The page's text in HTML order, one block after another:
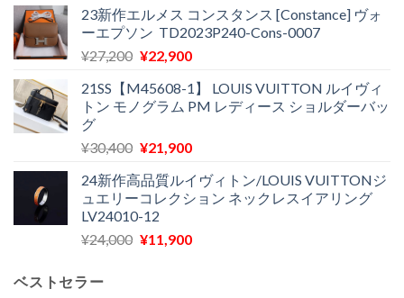
価
格
は
で
し
の
価
格
¥18,300
で
23新作エルメス コンスタンス [Constance] ヴォ
ーエプソン TD2023P240-Cons-0007
¥27,200 元
価
格
¥27,200
し
た。
¥22,900現
の
価
は
で
す。
21SS【M45608-1】 LOUIS VUITTON ルイヴィ
トン モノグラム PM レディース ショルダーバッ
グ
¥30,400 元
価
格
は
¥30,400
¥21,900現
の
価
は
24新作高品質ルイヴィトン/LOUIS VUITTONジ
ュエリーコレクション ネックレスイアリング
LV24010-12
¥24,000 元
¥11,900現
ベストセラー